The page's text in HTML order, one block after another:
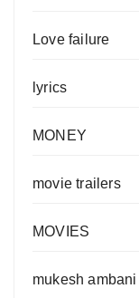
Love failure
lyrics
MONEY
movie trailers
MOVIES
mukesh ambani